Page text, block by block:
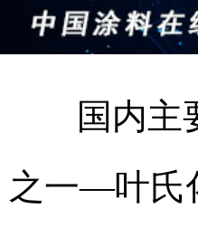
国内主
之一—叶氏